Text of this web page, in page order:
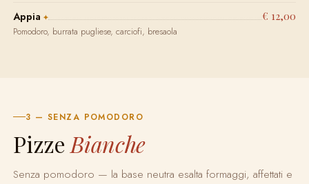
Appia € 12,00
Pomodoro, burrata pugliese, carciofi, bresaola
3 — SENZA POMODORO
Pizze Bianche
Senza pomodoro — la base neutra esalta formaggi, affettati e